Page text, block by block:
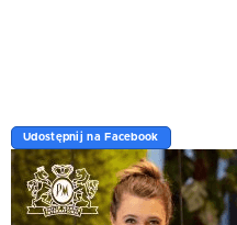
Udostępnij na Facebook